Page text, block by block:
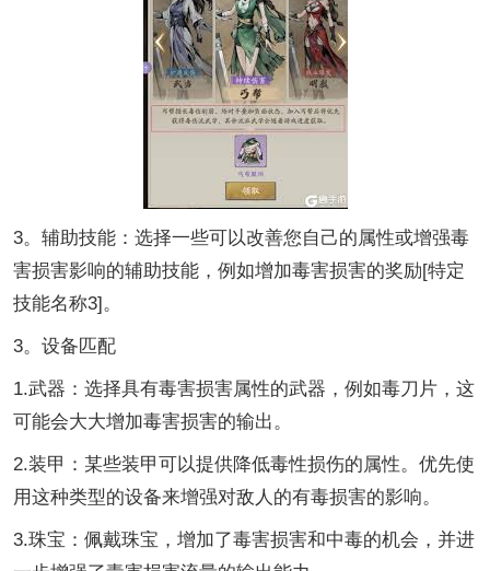
3。辅助技能：选择一些可以改善您自己的属性或增强毒
害损害影响的辅助技能，例如增加毒害损害的奖励[特定
技能名称3]。
3。设备匹配
1.武器：选择具有毒害损害属性的武器，例如毒刀片，这
可能会大大增加毒害损害的输出。
2.装甲：某些装甲可以提供降低毒性损伤的属性。优先使
用这种类型的设备来增强对敌人的有毒损害的影响。
3.珠宝：佩戴珠宝，增加了毒害损害和中毒的机会，并进